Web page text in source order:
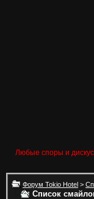
Любые споры и
Форум Tokio Hotel >
Список